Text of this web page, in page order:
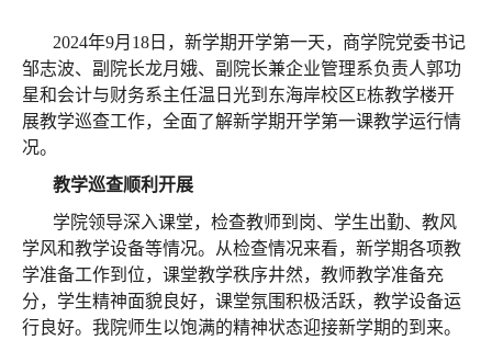
2024年9月18日，新学期开学第一天，商学院党委书记
邹志波、副院长龙月娥、副院长兼企业管理系负责人郭功
星和会计与财务系主任温日光到东海岸校区E栋教学楼开
展教学巡查工作，全面了解新学期开学第一课教学运行情
况。
教学巡查顺利开展
学院领导深入课堂，检查教师到岗、学生出勤、教风
学风和教学设备等情况。从检查情况来看，新学期各项教
学准备工作到位，课堂教学秩序井然，教师教学准备充
分，学生精神面貌良好，课堂氛围积极活跃，教学设备运
行良好。我院师生以饱满的精神状态迎接新学期的到来。